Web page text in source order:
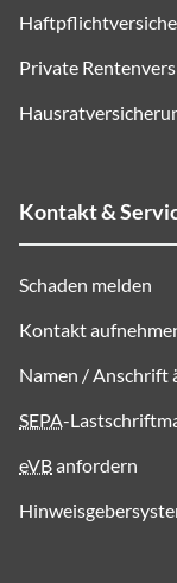
Private
Kontakt &
Schaden melden
Kontakt
Namen / Anschrift
SEPA-
eVBanfordern